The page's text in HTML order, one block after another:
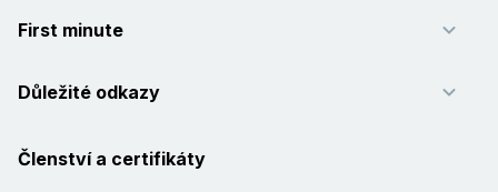
First minute
Důležité odkazy
Členství a certifikáty